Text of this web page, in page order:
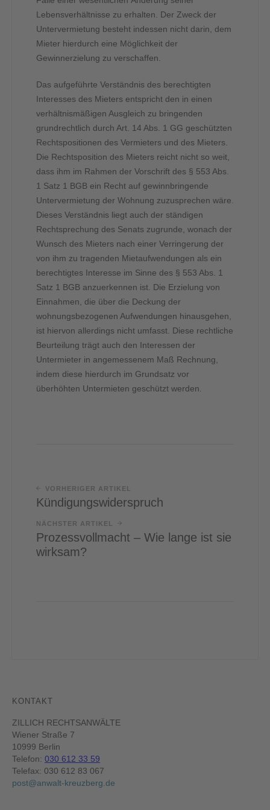
Lebensverhältnisse zu erhalten. Der Zweck der
Untervermietung besteht indessen nicht darin, dem
Mieter hierdurch eine Möglichkeit der
Gewinnerzielung zu verschaffen.
Das aufgeführte Verständnis des berechtigten
Interesses des Mieters entspricht den in einen
verhältnismäßigen Ausgleich zu bringenden
grundrechtlich durch Art. 14 Abs. 1 GG geschützten
Rechtspositionen des Vermieters und des Mieters.
Die Rechtsposition des Mieters reicht nicht so weit,
dass ihm im Rahmen der Vorschrift des § 553 Abs.
1 Satz 1 BGB ein Recht auf gewinnbringende
Untervermietung der Wohnung zuzusprechen wäre.
Dieses Verständnis liegt auch der ständigen
Rechtsprechung des Senats zugrunde, wonach der
Wunsch des Mieters nach einer Verringerung der
von ihm zu tragenden Mietaufwendungen als ein
berechtigtes Interesse im Sinne des § 553 Abs. 1
Satz 1 BGB anzuerkennen ist. Die Erzielung von
Einnahmen, die über die Deckung der
wohnungsbezogenen Aufwendungen hinausgehen,
ist hiervon allerdings nicht umfasst. Diese rechtliche
Beurteilung trägt auch den Interessen der
Untermieter in angemessenem Maß Rechnung,
indem diese hierdurch im Grundsatz vor
überhöhten Untermieten geschützt werden.
VORHERIGER ARTIKEL
Kündigungswiderspruch
NÄCHSTER ARTIKEL
Prozessvollmacht – Wie lange ist sie
wirksam?
KONTAKT
ZILLICH RECHTSANWÄLTE
Wiener Straße 7
10999 Berlin
Telefon: 030 612 33 59
Telefax: 030 612 83 067
post@anwalt-kreuzberg.de